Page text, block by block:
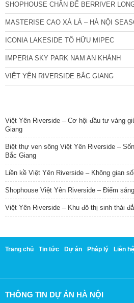
SHOPHOUSE CHÂN ĐẾ BERRIVER
MASTERISE CAO XÀ LÁ – HÀ NỘI
ICONIA LAKESIDE TỐ HỮU MIPEC
IMPERIA SKY PARK NAM AN KHÁNH
VIỆT YÊN RIVERSIDE BẮC GIANG
Việt Yên Riverside – Cơ hội đầu tư vàng
Giang
Biệt thự ven sông Việt Yên Riverside –
Bắc Giang
Liền kề Việt Yên Riverside – Không gian
Shophouse Việt Yên Riverside – Điểm
Việt Yên Riverside – Khu đô thị sinh thái
Trang chủ Tin tức Dự án Pháp lý Liên hệ
THÔNG TIN DỰ ÁN HÀ NỘI